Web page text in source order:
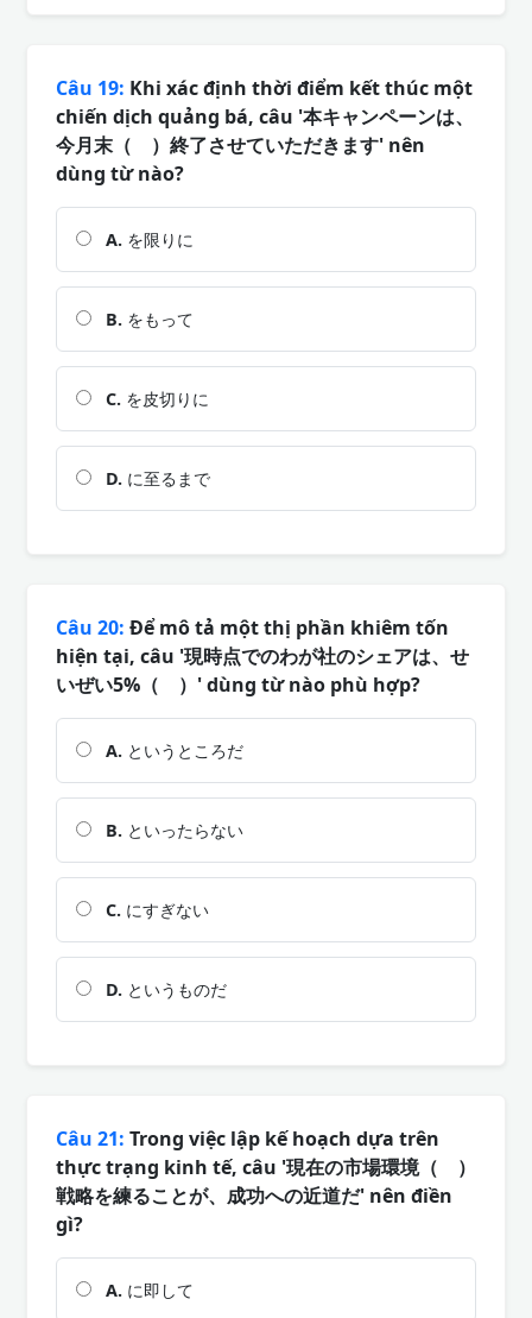
Câu 19: Khi xác định thời điểm kết thúc một
chiến dịch quảng bá, câu '本キャンペーンは、
今月末（ ）終了させていただきます' nên
dùng từ nào?
A. を限りに
B. をもって
C. を皮切りに
D. に至るまで
Câu 20: Để mô tả một thị phần khiêm tốn
hiện tại, câu '現時点でのわが社のシェアは、せ
いぜい5%（ ）' dùng từ nào phù hợp?
A. というところだ
B. といったらない
C. にすぎない
D. というものだ
Câu 21: Trong việc lập kế hoạch dựa trên
thực trạng kinh tế, câu '現在の市場環境（ ）
戦略を練ることが、成功への近道だ' nên điền
gì?
A. に即して